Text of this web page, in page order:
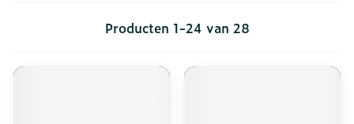
Producten 1-24 van 28